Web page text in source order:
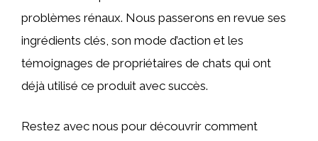
problèmes rénaux. Nous passerons en revue ses
ingrédients clés, son mode d’action et les
témoignages de propriétaires de chats qui ont
déjà utilisé ce produit avec succès.
Restez avec nous pour découvrir comment